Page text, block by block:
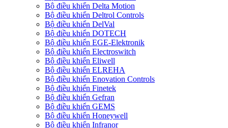
Bộ điều khiển Delta Motion
Bộ điều khiển Deltrol Controls
Bộ điều khiển DelVal
Bộ điều khiển DOTECH
Bộ điều khiển EGE-Elektronik
Bộ điều khiển Electroswitch
Bộ điều khiển Eliwell
Bộ điều khiển ELREHA
Bộ điều khiển Enovation Controls
Bộ điều khiển Finetek
Bộ điều khiển Gefran
Bộ điều khiển GEMS
Bộ điều khiển Honeywell
Bộ điều khiển Infranor